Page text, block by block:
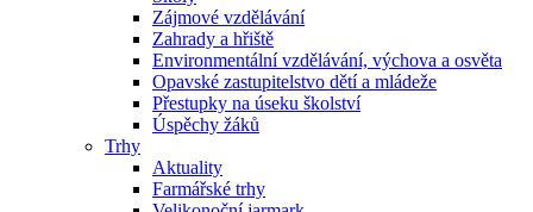
Zájmové vzdělávání
Zahrady a hřiště
Environmentální vzdělávání, výchova a osvěta
Opavské zastupitelstvo dětí a mládeže
Přestupky na úseku školství
Úspěchy žáků
Trhy
Aktuality
Farmářské trhy